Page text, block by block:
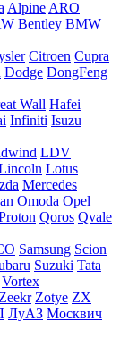
Alpine ARO
Bentley BMW
Citroen Cupra
Dodge DongFeng
Wall Hafei
Infiniti Isuzu
LDV
Lotus
Mercedes
Omoda Opel
Qoros Qvale
Samsung Scion
Suzuki Tata
Vortex
Zeekr Zotye ZX
ЛуАЗ Москвич